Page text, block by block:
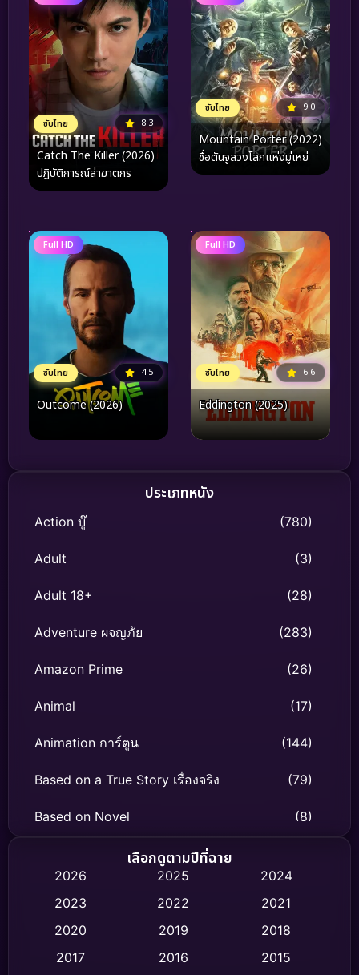
ซับไทย 8.3
Catch The Killer (2026)
ปฏิบัติการณ์ล่าฆาตกร
ซับไทย 9.0
Mountain Porter (2022)
ชื่อตันจูลวงโลกแห่งมู่เหย่
Full HD
ซับไทย 4.5
Outcome (2026)
Full HD
ซับไทย 6.6
Eddington (2025)
ประเภทหนัง
Action บู๊ (780)
Adult (3)
Adult 18+ (28)
Adventure ผจญภัย (283)
Amazon Prime (26)
Animal (17)
Animation การ์ตูน (144)
Based on a True Story เรื่องจริง (79)
Based on Novel (8)
Biography ชีวิตจริง
Classic หนังคลาสสิก (47)
Comedy ตลก (454)
เลือกดูตามปีที่ฉาย
2026 2025
2024
2023
2022
2021
2020
2019
2018
2017
2016
2015